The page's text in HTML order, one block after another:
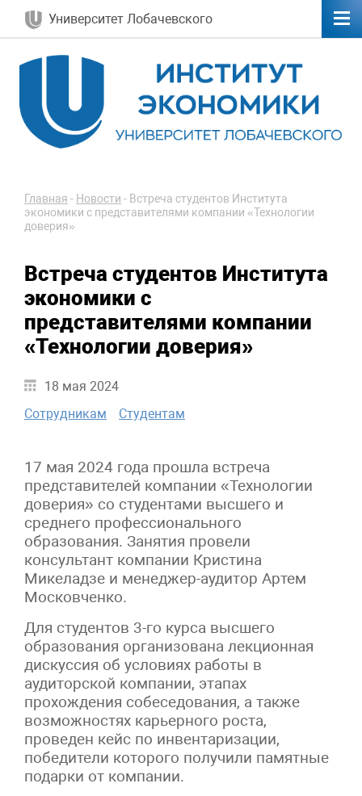
Университет Лобачевского
Главная - Новости - Встреча студентов Института
экономики с представителями компании «Технологии
доверия»
Встреча студентов Института
экономики с
представителями компании
«Технологии доверия»
18 мая 2024
Сотрудникам
Студентам
17 мая 2024 года прошла встреча
представителей компании «Технологии
доверия» со студентами высшего и
среднего профессионального
образования. Занятия провели
консультант компании Кристина
Микеладзе и менеджер-аудитор Артем
Московченко.
Для студентов 3-го курса высшего
образования организована лекционная
дискуссия об условиях работы в
аудиторской компании, этапах
прохождения собеседования, а также
возможностях карьерного роста,
проведен кейс по инвентаризации,
победители которого получили памятные
подарки от компании.